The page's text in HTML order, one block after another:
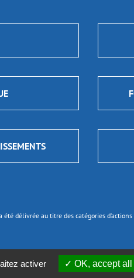
délivrée au titre des catégories
activer OK, accept all